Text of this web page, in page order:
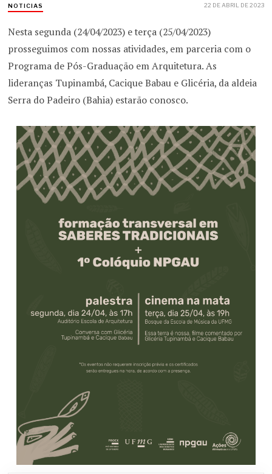
NOTICIAS 22 DE ABRIL DE 2023
Nesta segunda (24/04/2023) e terça (25/04/2023)
prosseguimos com nossas atividades, em parceria com o
Programa de Pós-Graduação em Arquitetura. As
lideranças Tupinambá, Cacique Babau e Glicéria, da aldeia
Serra do Padeiro (Bahia) estarão conosco.